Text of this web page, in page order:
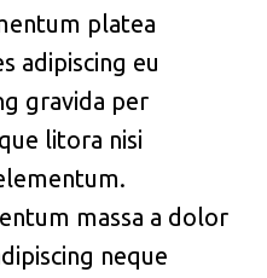
platea
adipiscing eu
gravida per
litora nisi
massa a dolor
neque